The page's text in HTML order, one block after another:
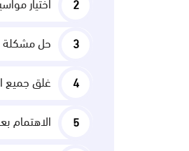
اختيار
حل مشكلة
غلق جميع
الاهتمام